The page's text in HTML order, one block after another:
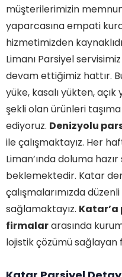
müşterilerimizin
yaparcasına empati
hizmetimizden
Limanı Parsiyel
devam ettiğimiz hattır.
yüke, kasalı yükten,
şekli olan ürünleri
ediyoruz. Denizyolu
ile çalışmaktayız. Her
Liman’ında doluma
beklemektedir. Katar
çalışmalarımızda
sağlamaktayız.
firmalararasında
lojistik çözümü sağlayan